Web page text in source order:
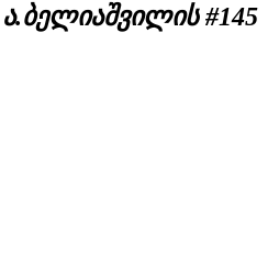
#145